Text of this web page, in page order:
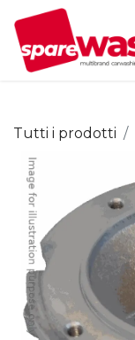
Tutti i prodotti